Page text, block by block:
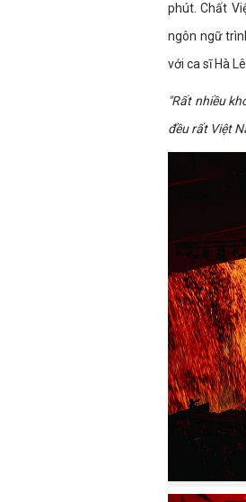
phút. Chất
ngôn ngữ
với ca sĩ Hà
"Rất nhiều
đều rất Việt